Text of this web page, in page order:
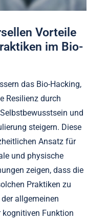
Vorteile
im Bio-
das Bio-Hacking,
Resilienz durch
und
steigern. Diese
Ansatz für
und physische
zeigen, dass die
Praktiken zu
allgemeinen
kognitiven Funktion